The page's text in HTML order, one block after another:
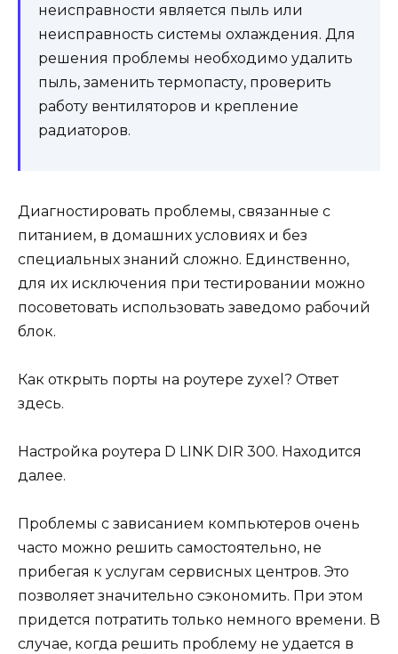
неисправности является пыль или
неисправность системы охлаждения. Для
решения проблемы необходимо удалить
пыль, заменить термопасту, проверить
работу вентиляторов и крепление
радиаторов.
Диагностировать проблемы, связанные с
питанием, в домашних условиях и без
специальных знаний сложно. Единственно,
для их исключения при тестировании можно
посоветовать использовать заведомо рабочий
блок.
Как открыть порты на роутере zyxel? Ответ
здесь.
Настройка роутера D LINK DIR 300. Находится
далее.
Проблемы с зависанием компьютеров очень
часто можно решить самостоятельно, не
прибегая к услугам сервисных центров. Это
позволяет значительно сэкономить. При этом
придется потратить только немного времени. В
случае, когда решить проблему не удается в